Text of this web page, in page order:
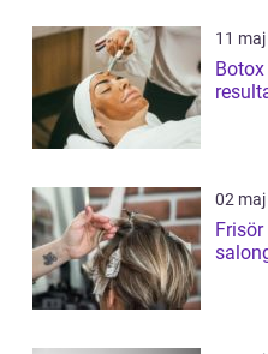
11
Botox lund en
02
Frisör